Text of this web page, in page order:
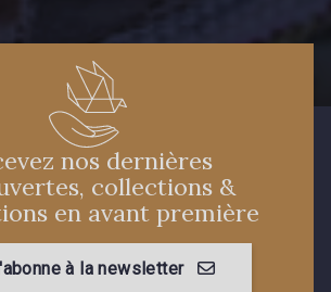
nos dernières
collections &
en avant première
à la newsletter